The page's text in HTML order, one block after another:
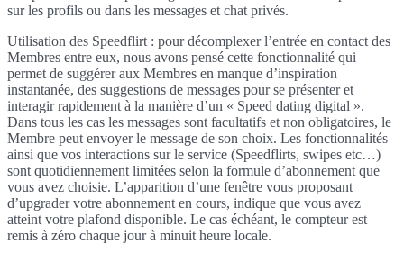
sur les profils ou dans les messages et chat privés.
Utilisation des Speedflirt : pour décomplexer l’entrée en contact des
Membres entre eux, nous avons pensé cette fonctionnalité qui
permet de suggérer aux Membres en manque d’inspiration
instantanée, des suggestions de messages pour se présenter et
interagir rapidement à la manière d’un « Speed dating digital ».
Dans tous les cas les messages sont facultatifs et non obligatoires, le
Membre peut envoyer le message de son choix. Les fonctionnalités
ainsi que vos interactions sur le service (Speedflirts, swipes etc…)
sont quotidiennement limitées selon la formule d’abonnement que
vous avez choisie. L’apparition d’une fenêtre vous proposant
d’upgrader votre abonnement en cours, indique que vous avez
atteint votre plafond disponible. Le cas échéant, le compteur est
remis à zéro chaque jour à minuit heure locale.